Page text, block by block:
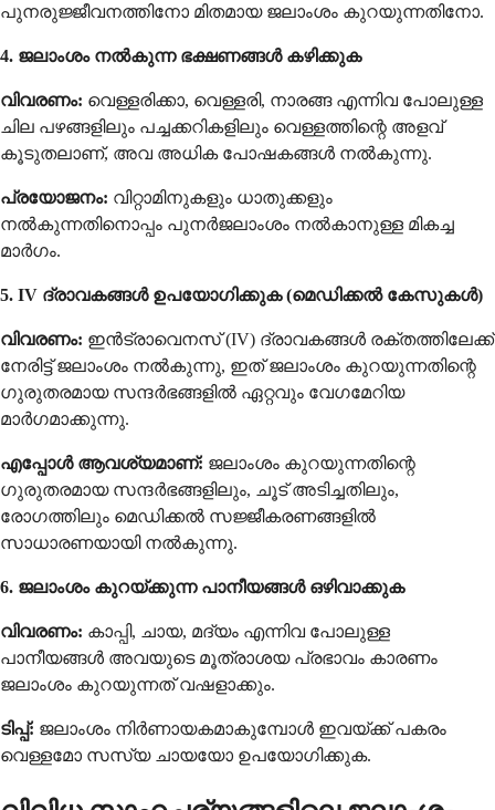
പുനരുജ്ജീവനത്തിനോ മിതമായ ജലാംശം കുറയുന്നതിനോ.
4. ജലാംശം നൽകുന്ന ഭക്ഷണങ്ങൾ കഴിക്കുക
വിവരണം: വെള്ളരിക്കാ, വെള്ളരി, നാരങ്ങ എന്നിവ പോലുള്ള
ചില പഴങ്ങളിലും പച്ചക്കറികളിലും വെള്ളത്തിന്റെ അളവ്
കൂടുതലാണ്, അവ അധിക പോഷകങ്ങൾ നൽകുന്നു.
പ്രയോജനം: വിറ്റാമിനുകളും ധാതുക്കളും
നൽകുന്നതിനൊപ്പം പുനർജലാംശം നൽകാനുള്ള മികച്ച
മാർഗം.
5. IV ദ്രാവകങ്ങൾ ഉപയോഗിക്കുക (മെഡിക്കൽ കേസുകൾ)
വിവരണം: ഇൻട്രാവെനസ് (IV) ദ്രാവകങ്ങൾ രക്തത്തിലേക്ക്
നേരിട്ട് ജലാംശം നൽകുന്നു, ഇത് ജലാംശം കുറയുന്നതിന്റെ
ഗുരുതരമായ സന്ദർഭങ്ങളിൽ ഏറ്റവും വേഗമേറിയ
മാർഗമാക്കുന്നു.
എപ്പോൾ ആവശ്യമാണ്: ജലാംശം കുറയുന്നതിന്റെ
ഗുരുതരമായ സന്ദർഭങ്ങളിലും, ചൂട് അടിച്ചതിലും,
രോഗത്തിലും മെഡിക്കൽ സജ്ജീകരണങ്ങളിൽ
സാധാരണയായി നൽകുന്നു.
6. ജലാംശം കുറയ്ക്കുന്ന പാനീയങ്ങൾ ഒഴിവാക്കുക
വിവരണം: കാപ്പി, ചായ, മദ്യം എന്നിവ പോലുള്ള
പാനീയങ്ങൾ അവയുടെ മൂത്രാശയ പ്രഭാവം കാരണം
ജലാംശം കുറയുന്നത് വഷളാക്കും.
ടിപ്പ്: ജലാംശം നിർണായകമാകുമ്പോൾ ഇവയ്ക്ക് പകരം
വെള്ളമോ സസ്യ ചായയോ ഉപയോഗിക്കുക.